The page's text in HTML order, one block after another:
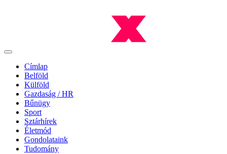
Címlap
Belföld
Külföld
Gazdaság / HR
Bűnügy
Sport
Sztárhírek
Életmód
Gondolataink
Tudomány